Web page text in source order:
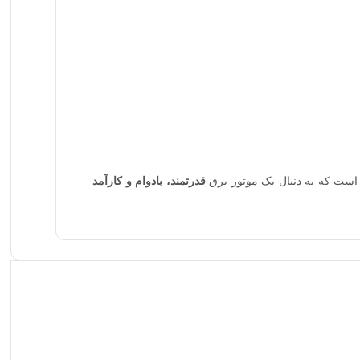
قدرتمند، بادوام و کارآمد